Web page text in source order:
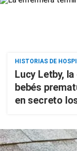
HISTORIAS DE
Lucy Letby,
bebés
en secreto